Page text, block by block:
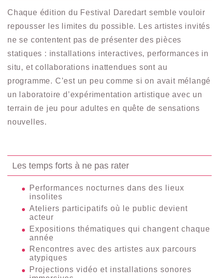
Chaque édition du Festival Daredart semble vouloir
repousser les limites du possible. Les artistes invités
ne se contentent pas de présenter des pièces
statiques : installations interactives, performances in
situ, et collaborations inattendues sont au
programme. C’est un peu comme si on avait mélangé
un laboratoire d’expérimentation artistique avec un
terrain de jeu pour adultes en quête de sensations
nouvelles.
Les temps forts à ne pas rater
Performances nocturnes dans des lieux
insolites
Ateliers participatifs où le public devient
acteur
Expositions thématiques qui changent chaque
année
Rencontres avec des artistes aux parcours
atypiques
Projections vidéo et installations sonores